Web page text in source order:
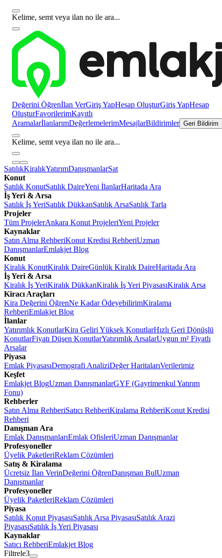
Kelime, semt veya ilan no ile ara...
Değerini Öğrenİlan VerGiriş YapHesap OluşturGiriş YapHesap
OluşturFavorilerimKayıtlı
AramalarİlanlarımDeğerlemelerimMesajlarBildirimler Geri Bildirim
Kelime, semt veya ilan no ile ara...
SatılıkKiralıkYatırımDanışmanlarSat
Konut
Satılık KonutSatılık DaireYeni İlanlarHaritada Ara
İş Yeri & Arsa
Satılık İş YeriSatılık DükkanSatılık ArsaSatılık Tarla
Projeler
Tüm ProjelerAnkara Konut ProjeleriYeni Projeler
Kaynaklar
Satın Alma RehberiKonut Kredisi RehberiUzman
DanışmanlarEmlakjet Blog
Konut
Kiralık KonutKiralık DaireGünlük Kiralık DaireHaritada Ara
İş Yeri & Arsa
Kiralık İş YeriKiralık DükkanKiralık İş Yeri PiyasasıKiralık Arsa
Kiracı Araçları
Kira Değerini ÖğrenNe Kadar ÖdeyebilirimKiralama
RehberiEmlakjet Blog
İlanlar
Yatırımlık KonutlarKira Geliri Yüksek KonutlarHızlı Geri Dönüşlü
KonutlarFiyatı Düşen KonutlarYatırımlık ArsalarUygun m² Fiyatlı
Arsalar
Piyasa
Emlak PiyasasıDemografi AnaliziDeğer HaritalarıVerilerimiz
Keşfet
Emlakjet BlogUzman DanışmanlarGYF (Gayrimenkul Yatırım
Fonu)
Rehberler
Satın Alma RehberiSatıcı RehberiKiralama RehberiKonut Kredisi
Rehberi
Danışman Ara
Emlak DanışmanlarıEmlak OfisleriUzman Danışmanlar
Profesyoneller
Üyelik PaketleriReklam Çözümleri
Satış & Kiralama
Ücretsiz İlan VerinDeğerini ÖğrenDanışman BulUzman
Danışmanlar
Profesyoneller
Üyelik PaketleriReklam Çözümleri
Piyasa
Satılık Konut PiyasasıSatılık Arsa PiyasasıSatılık Arazi
PiyasasıSatılık İş Yeri Piyasası
Kaynaklar
Satıcı RehberiEmlakjet Blog
Filtrele3